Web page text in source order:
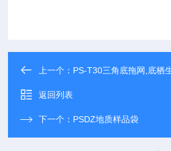
上一个： PS-T30三角底拖网,底栖
返回列表
下一个： PSDZ地质样品袋